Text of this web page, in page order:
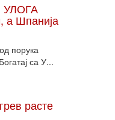
Шпанија
порука
са У...
расте